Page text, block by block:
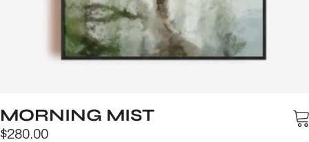
MORNING MIST
$280.00